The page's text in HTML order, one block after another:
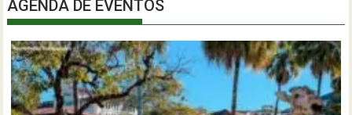
AGENDA DE EVENTOS